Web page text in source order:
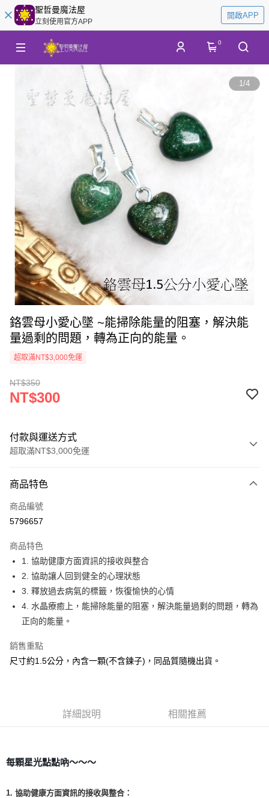
聖哲曼魔法屋
立刻使用官方APP
開啟APP
0
1/4
鉻雲母小愛心墜 ~能掃除能量的阻塞，解決能
量過剩的問題，轉為正向的能量。
超取滿NT$3,000免運
NT$350
NT$300
付款與運送方式
超取滿NT$3,000免運
信用卡一次付款
超商取貨付款
Apple Pay
街口支付
悠遊付
ATM付款
每筆NT$80，滿NT$3,000(含以上)免運費
郵局幫你送（離島）
商品特色
商品編號
5796657
商品特色
1. 協助健康方面資訊的接收與整合
2. 協助讓人回到健全的心理狀態
3. 釋放過去病氣的標籤，恢復愉快的心情
4. 水晶療癒上，能掃除能量的阻塞，解決能量過剩的問題，轉為
正向的能量。
銷售重點
尺寸約1.5公分，內含一顆(不含鍊子)，同品質隨機出貨。
詳細說明 相關推薦
每顆星光點點吶～～～
1. 協助健康方面資訊的接收與整合：